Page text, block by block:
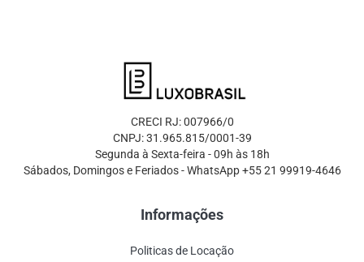
CRECI RJ: 007966/0
CNPJ: 31.965.815/0001-39
Segunda à Sexta-feira - 09h às 18h
Sábados, Domingos e Feriados - WhatsApp +55 21 99919-4646
Informações
Politicas de Locação